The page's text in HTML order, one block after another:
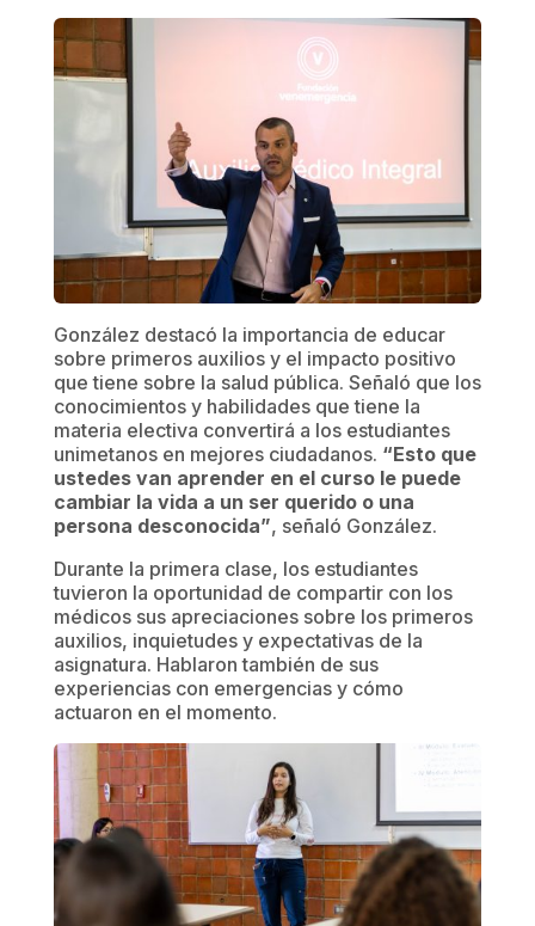
González destacó la importancia de educar
sobre primeros auxilios y el impacto positivo
que tiene sobre la salud pública. Señaló que los
conocimientos y habilidades que tiene la
materia electiva convertirá a los estudiantes
unimetanos en mejores ciudadanos. “Esto que
ustedes van aprender en el curso le puede
cambiar la vida a un ser querido o una
persona desconocida”, señaló González.
Durante la primera clase, los estudiantes
tuvieron la oportunidad de compartir con los
médicos sus apreciaciones sobre los primeros
auxilios, inquietudes y expectativas de la
asignatura. Hablaron también de sus
experiencias con emergencias y cómo
actuaron en el momento.